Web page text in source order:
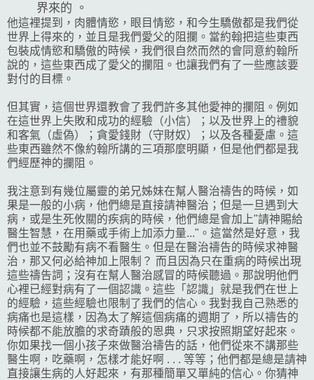
界來的 。
他這裡提到，肉體情慾，眼目情慾，和今生驕傲都是我們從
世界上得來的，並且是我們愛父的阻攔。當約翰把這些東西
包裝成情慾和驕傲的時候，我們很自然而然的會同意約翰所
說的，這些東西成了愛父的攔阻。也讓我們有了一些應該要
對付的目標。
但其實，這個世界還教會了我們許多其他愛神的攔阻。例如
在這世界上失敗和成功的經驗（小信）；以及世界上的禮貌
和客氣（虛偽）；貪愛錢財（守財奴）；以及各種憂慮。這
些東西雖然不像約翰所講的三項那麼明顯，但是他們都是我
們經歷神的攔阻。
我注意到有幾位屬靈的弟兄姊妹在幫人醫治禱告的時候，如
果是一般的小病，他們總是直接請神醫治；但是一旦遇到大
病，或是生死攸關的疾病的時候，他們總是會加上"請神賜給
醫生智慧，在用藥或手術上加添力量..."。這當然是好意，我
們也並不鼓勵有病不看醫生。但是在醫治禱告的時候求神醫
治，那又何必給神加上限制？ 而且因為只在重病的時候出現
這些禱告詞；沒有在幫人醫治感冒的時候聽過。那說明他們
心裡已經對病有了一個認識。這些「認識」就是我們在世上
的經驗，這些經驗也限制了我們的信心。我對我自己熟悉的
病痛也是這樣，因為太了解這個病痛的週期了，所以禱告的
時候都不能放膽的求奇蹟般的恩典，只求按照期望好起來。
你如果找一個小孩子來做醫治禱告的話，他們從來不講那些
醫生啊，吃藥啊，怎樣才能好啊 . . . 等等；他們都是總是請神
直接讓生病的人好起來，有那種簡單又單純的信心。你猜神